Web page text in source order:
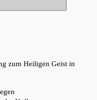
zum Heiligen Geist in